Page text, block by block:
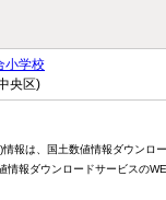
小学校
央区)
報は、国土数値情報ダウン
報ダウンロードサービスの